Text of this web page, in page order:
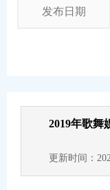
发布日期
2019年歌舞
更新时间：